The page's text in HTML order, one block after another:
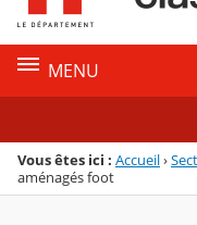
MENU
Vous êtes ici : Accueil›
aménagés foot